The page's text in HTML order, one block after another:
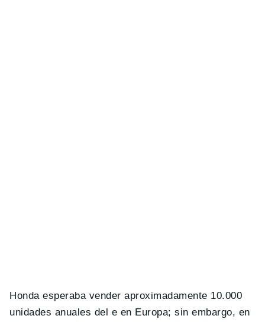
Honda esperaba vender aproximadamente 10.000
unidades anuales del e en Europa; sin embargo, en